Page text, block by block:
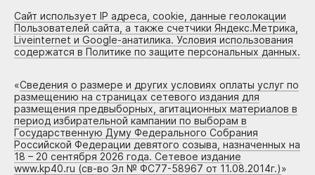
Сайт использует IP адреса, cookie, данные геолокации
Пользователей сайта, а также счетчики Яндекс.Метрика,
Liveinternet и Google-анатилика. Условия использования
содержатся в Политике по защите персональных данных.
«Сведения о размере и других условиях оплаты услуг по
размещению на страницах сетевого издания для
размещения предвыборных, агитационных материалов в
период избирательной кампании по выборам в
Государственную Думу Федерального Собрания
Российской Федерации девятого созыва, назначенных на
18 – 20 сентября 2026 года. Сетевое издание
www.kp40.ru (св-во Эл № ФС77-58967 от 11.08.2014г.)»